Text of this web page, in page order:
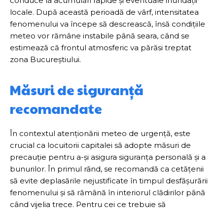
locale. După această perioadă de vârf, intensitatea
fenomenului va începe să descrească, însă condițiile
meteo vor rămâne instabile până seara, când se
estimează că frontul atmosferic va părăsi treptat
zona Bucureștiului.
Măsuri de siguranță
recomandate
În contextul atenționării meteo de urgență, este
crucial ca locuitorii capitalei să adopte măsuri de
precauție pentru a-și asigura siguranța personală și a
bunurilor. În primul rând, se recomandă ca cetățenii
să evite deplasările nejustificate în timpul desfășurării
fenomenului și să rămână în interiorul clădirilor până
când vijelia trece. Pentru cei ce trebuie să